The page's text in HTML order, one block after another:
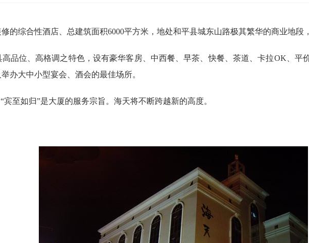
综合性酒店、总建筑面积6000平方米，地处和平县城东山路极其繁华的商业地段
位、高格调之特色，设有豪华客房、中西餐、早茶、快餐、茶道、卡拉OK、平
办大中小型宴会、酒会的最佳场所。
至如归”是大厦的服务宗旨。海天将不断跨越新的高度。